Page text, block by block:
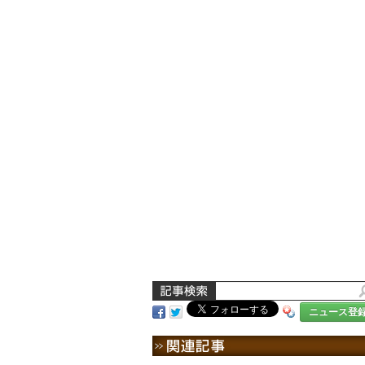
ニュース登